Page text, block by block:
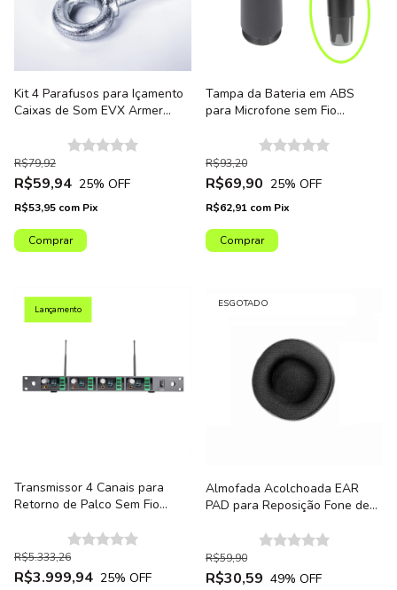
Kit 4 Parafusos para Içamento
Caixas de Som EVX Armer
R$59,94
R$79,92
25% OFF
R$53,95 com Pix
Tampa da Bateria em ABS
para Microfone sem Fio
AX800HT - Unidade
R$69,90
R$93,20
25% OFF
R$62,91 com Pix
Lançamento
Transmissor 4 Canais para
Retorno de Palco Sem Fio
TX Padrão Rack 19"
R$3.999,94
R$5.333,26
25% OFF
ESGOTADO
Almofada Acolchoada EAR
PAD para Reposição Fone de
R$30,59
R$59,90
49% OFF